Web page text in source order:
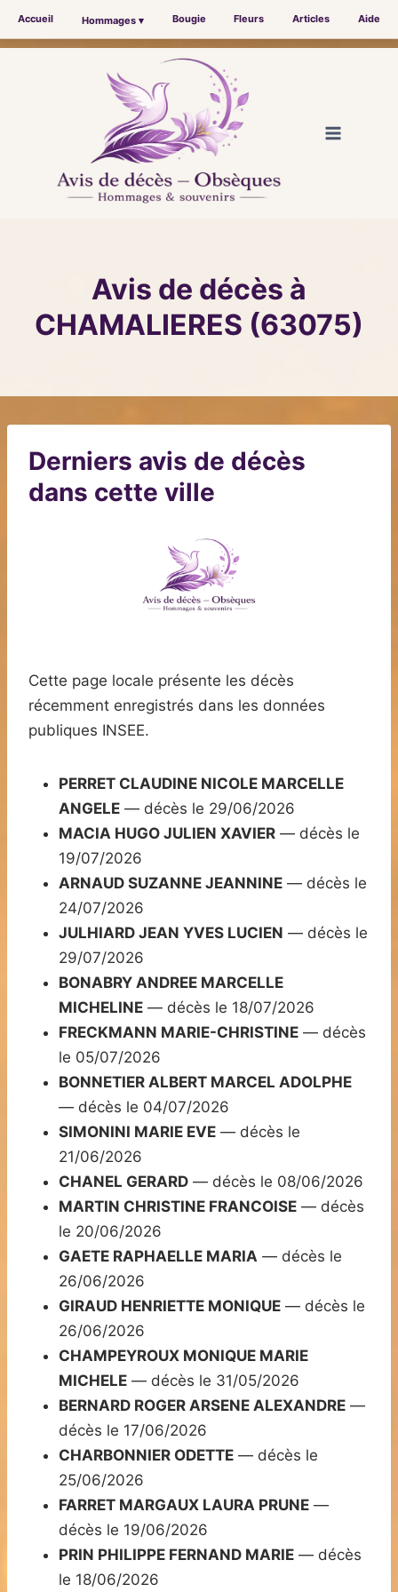
Accueil Hommages ▾ Bougie Fleurs Articles Aide
Avis de décès à
CHAMALIERES (63075)
Derniers avis de décès
dans cette ville
Cette page locale présente les décès
récemment enregistrés dans les données
publiques INSEE.
PERRET CLAUDINE NICOLE MARCELLE
ANGELE — décès le 29/06/2026
MACIA HUGO JULIEN XAVIER — décès le
19/07/2026
ARNAUD SUZANNE JEANNINE — décès le
24/07/2026
JULHIARD JEAN YVES LUCIEN — décès le
29/07/2026
BONABRY ANDREE MARCELLE
MICHELINE — décès le 18/07/2026
FRECKMANN MARIE-CHRISTINE — décès
le 05/07/2026
BONNETIER ALBERT MARCEL ADOLPHE
— décès le 04/07/2026
SIMONINI MARIE EVE — décès le
21/06/2026
CHANEL GERARD — décès le 08/06/2026
MARTIN CHRISTINE FRANCOISE — décès
le 20/06/2026
GAETE RAPHAELLE MARIA — décès le
26/06/2026
GIRAUD HENRIETTE MONIQUE — décès le
26/06/2026
CHAMPEYROUX MONIQUE MARIE
MICHELE — décès le 31/05/2026
BERNARD ROGER ARSENE ALEXANDRE —
décès le 17/06/2026
CHARBONNIER ODETTE — décès le
25/06/2026
FARRET MARGAUX LAURA PRUNE —
décès le 19/06/2026
PRIN PHILIPPE FERNAND MARIE — décès
le 18/06/2026